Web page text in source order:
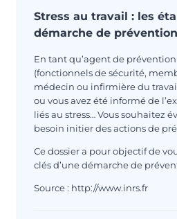
Stress au travail : les
démarche de prévention
En tant qu’agent de
(fonctionnels de sécurité,
médecin ou infirmière du
ou vous avez été informé de
liés au stress… Vous souhaitez
besoin initier des actions de
Ce dossier a pour objectif de
clés d’une démarche de
Source : http://www.inrs.fr